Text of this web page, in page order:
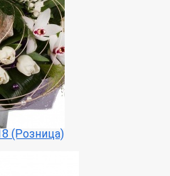
(Розница)